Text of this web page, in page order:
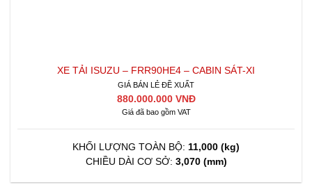
XE TẢI ISUZU – FRR90HE4 – CABIN SÁT-XI
GIÁ BÁN LẺ ĐỀ XUẤT
880.000.000 VNĐ
Giá đã bao gồm VAT
KHỐI LƯỢNG TOÀN BỘ: 11,000 (kg)
CHIỀU DÀI CƠ SỞ: 3,070 (mm)